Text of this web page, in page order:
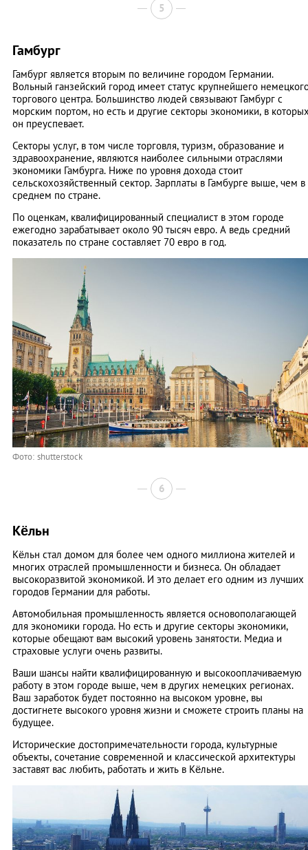
5
Гамбург
Гамбург является вторым по величине городом Германии.
Вольный ганзейский город имеет статус крупнейшего
торгового центра. Большинство людей связывают Гамбург с
морским портом, но есть и другие секторы экономики, в
он преуспевает.
Секторы услуг, в том числе торговля, туризм, образование и
здравоохранение, являются наиболее сильными отраслями
экономики Гамбурга. Ниже по уровня дохода стоит
сельскохозяйственный сектор. Зарплаты в Гамбурге выше, чем в
среднем по стране.
По оценкам, квалифицированный специалист в этом городе
ежегодно зарабатывает около 90 тысяч евро. А ведь средний
показатель по стране составляет 70 евро в год.
Фото: shutterstock
6
Кёльн
Кёльн стал домом для более чем одного миллиона жителей и
многих отраслей промышленности и бизнеса. Он обладает
высокоразвитой экономикой. И это делает его одним из лучших
городов Германии для работы.
Автомобильная промышленность является основополагающей
для экономики города. Но есть и другие секторы экономики,
которые обещают вам высокий уровень занятости. Медиа и
страховые услуги очень развиты.
Ваши шансы найти квалифицированную и высокооплачиваемую
работу в этом городе выше, чем в других немецких регионах.
Ваш заработок будет постоянно на высоком уровне, вы
достигнете высокого уровня жизни и сможете строить планы на
будущее.
Исторические достопримечательности города, культурные
объекты, сочетание современной и классической архитектуры
заставят вас любить, работать и жить в Кёльне.